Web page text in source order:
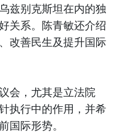
兹别克斯坦在内的独
关系。陈青敏还介绍
改善民生及提升国际
会，尤其是立法院
执行中的作用，并希
国际形势。